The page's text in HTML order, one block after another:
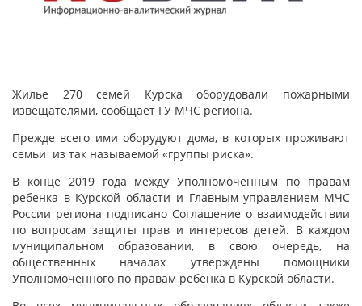
Жилье 270 семей Курска оборудовали пожарными
извещателями, сообщает ГУ МЧС региона.
Прежде всего ими оборудуют дома, в которых проживают
семьи из так называемой «группы риска».
В конце 2019 года между Уполномоченным по правам
ребенка в Курской области и Главным управлением МЧС
России региона подписано Соглашение о взаимодействии
по вопросам защиты прав и интересов детей. В каждом
муниципальном образовании, в свою очередь, на
общественных началах утверждены помощники
Уполномоченного по правам ребенка в Курской области.